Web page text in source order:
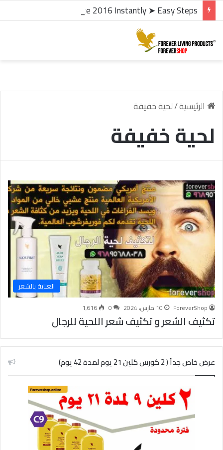
الرئيسية/لحية خفيفة
لحية خفيفة
العناية بالشعر
ForeverShop 10 مارس، 2024 0 1٬616
تكثيف الشعر و تكثيف شعر اللحية للرجال
عرض خاص جداً ( 2 كورس كلين 21 يوم لمدة 42 يوم)